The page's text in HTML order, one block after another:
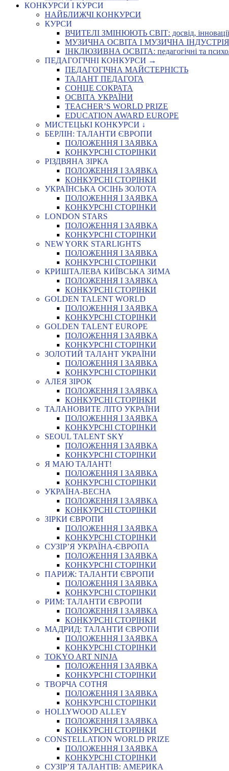
КОНКУРСИ І КУРСИ
НАЙБЛИЖЧІ КОНКУРСИ
КУРСИ
ВЧИТЕЛІ ЗМІНЮЮТЬ СВІТ: досвід, інновації,
МУЗИЧНА ОСВІТА І МУЗИЧНА ІНДУСТРІЯ:
ІНКЛЮЗИВНА ОСВІТА: педагогічні та
ПЕДАГОГІЧНІ КОНКУРСИ →
ПЕДАГОГІЧНА МАЙСТЕРНІСТЬ
ТАЛАНТ ПЕДАГОГА
СОНЦЕ СОКРАТА
ОСВІТА УКРАЇНИ
TEACHER’S WORLD PRIZE
EDUCATION AWARD EUROPE
МИСТЕЦЬКІ КОНКУРСИ ↓
БЕРЛІН: ТАЛАНТИ ЄВРОПИ
ПОЛОЖЕННЯ І ЗАЯВКА
КОНКУРСНІ СТОРІНКИ
РІЗДВЯНА ЗІРКА
ПОЛОЖЕННЯ І ЗАЯВКА
КОНКУРСНІ СТОРІНКИ
УКРАЇНСЬКА ОСІНЬ ЗОЛОТА
ПОЛОЖЕННЯ І ЗАЯВКА
КОНКУРСНІ СТОРІНКИ
LONDON STARS
ПОЛОЖЕННЯ І ЗАЯВКА
КОНКУРСНІ СТОРІНКИ
NEW YORK STARLIGHTS
ПОЛОЖЕННЯ І ЗАЯВКА
КОНКУРСНІ СТОРІНКИ
КРИШТАЛЕВА КИЇВСЬКА ЗИМА
ПОЛОЖЕННЯ І ЗАЯВКА
КОНКУРСНІ СТОРІНКИ
GOLDEN TALENT WORLD
ПОЛОЖЕННЯ І ЗАЯВКА
КОНКУРСНІ СТОРІНКИ
GOLDEN TALENT EUROPE
ПОЛОЖЕННЯ І ЗАЯВКА
КОНКУРСНІ СТОРІНКИ
ЗОЛОТИЙ ТАЛАНТ УКРАЇНИ
ПОЛОЖЕННЯ І ЗАЯВКА
КОНКУРСНІ СТОРІНКИ
АЛЕЯ ЗІРОК
ПОЛОЖЕННЯ І ЗАЯВКА
КОНКУРСНІ СТОРІНКИ
ТАЛАНОВИТЕ ЛІТО УКРАЇНИ
ПОЛОЖЕННЯ І ЗАЯВКА
КОНКУРСНІ СТОРІНКИ
SEOUL TALENT SKY
ПОЛОЖЕННЯ І ЗАЯВКА
КОНКУРСНІ СТОРІНКИ
Я МАЮ ТАЛАНТ!
ПОЛОЖЕННЯ І ЗАЯВКА
КОНКУРСНІ СТОРІНКИ
УКРАЇНА-ВЕСНА
ПОЛОЖЕННЯ І ЗАЯВКА
КОНКУРСНІ СТОРІНКИ
ЗІРКИ ЄВРОПИ
ПОЛОЖЕННЯ І ЗАЯВКА
КОНКУРСНІ СТОРІНКИ
СУЗІР’Я УКРАЇНА-ЄВРОПА
ПОЛОЖЕННЯ І ЗАЯВКА
КОНКУРСНІ СТОРІНКИ
ПАРИЖ: ТАЛАНТИ ЄВРОПИ
ПОЛОЖЕННЯ І ЗАЯВКА
КОНКУРСНІ СТОРІНКИ
РИМ: ТАЛАНТИ ЄВРОПИ
ПОЛОЖЕННЯ І ЗАЯВКА
КОНКУРСНІ СТОРІНКИ
МАДРИД: ТАЛАНТИ ЄВРОПИ
ПОЛОЖЕННЯ І ЗАЯВКА
КОНКУРСНІ СТОРІНКИ
TOKYO ART NINJA
ПОЛОЖЕННЯ І ЗАЯВКА
КОНКУРСНІ СТОРІНКИ
ТВОРЧА СОТНЯ
ПОЛОЖЕННЯ І ЗАЯВКА
КОНКУРСНІ СТОРІНКИ
HOLLYWOOD ALLEY
ПОЛОЖЕННЯ І ЗАЯВКА
КОНКУРСНІ СТОРІНКИ
CONSTELLATION WORLD PRIZE
ПОЛОЖЕННЯ І ЗАЯВКА
КОНКУРСНІ СТОРІНКИ
СУЗІР’Я ТАЛАНТІВ: АМЕРИКА